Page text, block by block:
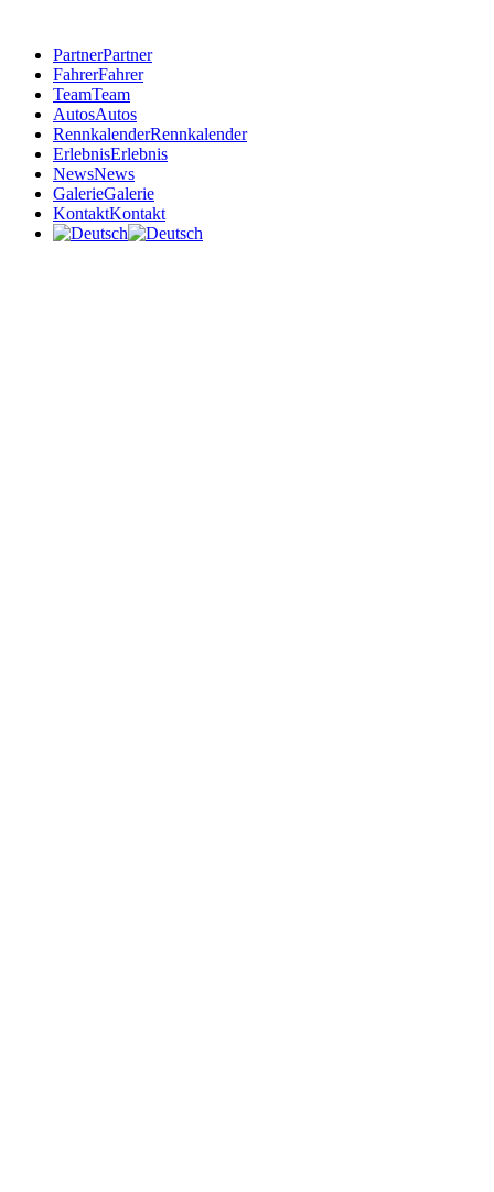
PartnerPartner
FahrerFahrer
TeamTeam
AutosAutos
RennkalenderRennkalender
ErlebnisErlebnis
NewsNews
GalerieGalerie
KontaktKontakt